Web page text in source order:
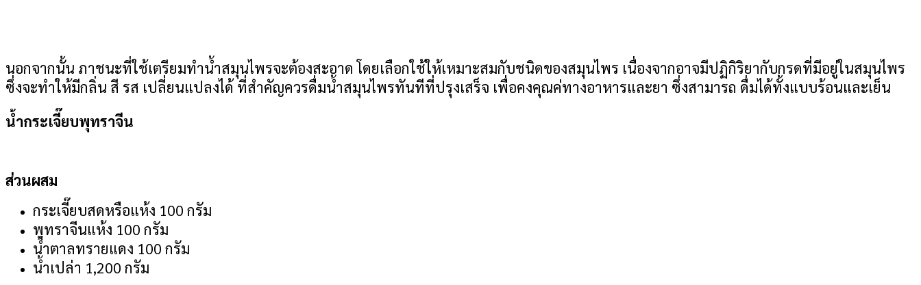
นอกจากนั้น ภาชนะที่ใช้เตรียมทำน้ำสมุนไพรจะต้องสะอาด โดยเลือกใช้ให้เหมาะสมกับชนิดของสมุนไพร เนื่องจากอาจมีปฏิกิริยากับกรดที่มีอยู่ในสมุนไพร
ซึ่งจะทำให้มีกลิ่น สี รส เปลี่ยนแปลงได้ ที่สำคัญควรดื่มน้ำสมุนไพรทันทีที่ปรุงเสร็จ เพื่อคงคุณค่ทางอาหารและยา ซึ่งสามารถ ดื่มได้ทั้งแบบร้อนและเย็น
น้ำกระเจี๊ยบพุทราจีน
ส่วนผสม
กระเจี๊ยบสดหรือแห้ง 100 กรัม
พุทราจีนแห้ง 100 กรัม
น้ำตาลทรายแดง 100 กรัม
น้ำเปล่า 1,200 กรัม